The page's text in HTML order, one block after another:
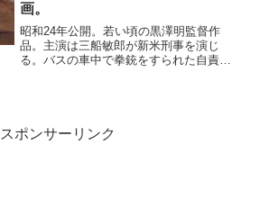
画。
昭和24年公開。若い頃の黒澤明監督作
品。主演は三船敏郎が新米刑事を演じ
る。バスの車中で拳銃をすられた自責の
スポンサーリンク